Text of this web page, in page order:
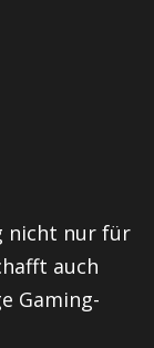
nicht nur für
auch
Gaming-